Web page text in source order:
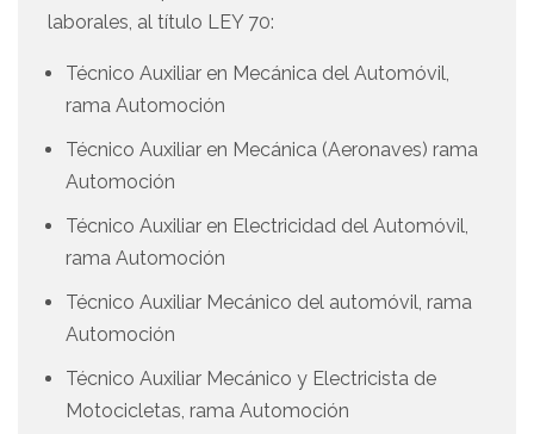
laborales, al título LEY 70:
Técnico Auxiliar en Mecánica del Automóvil,
rama Automoción
Técnico Auxiliar en Mecánica (Aeronaves) rama
Automoción
Técnico Auxiliar en Electricidad del Automóvil,
rama Automoción
Técnico Auxiliar Mecánico del automóvil, rama
Automoción
Técnico Auxiliar Mecánico y Electricista de
Motocicletas, rama Automoción